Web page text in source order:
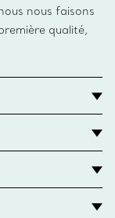
nous faisons
qualité,